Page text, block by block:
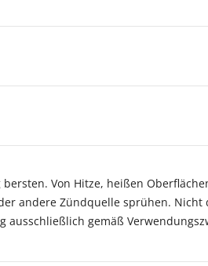
Von Hitze, heißen
andere Zündquelle sprühen.
gemäß